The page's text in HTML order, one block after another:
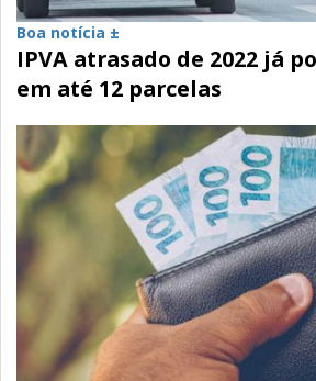
Boa notícia ±
IPVA atrasado de 2022 já
em até 12 parcelas